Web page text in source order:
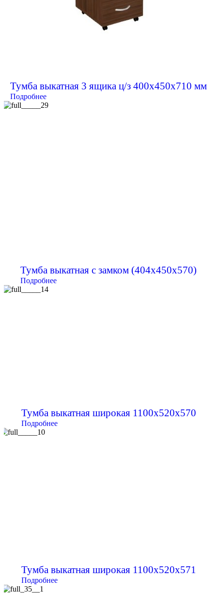
Тумба выкатная 3 ящика ц/з 400х450х710 мм
Подробнее
Тумба выкатная с замком (404х450х570)
Подробнее
Тумба выкатная широкая 1100х520х570
Подробнее
Тумба выкатная широкая 1100х520х571
Подробнее